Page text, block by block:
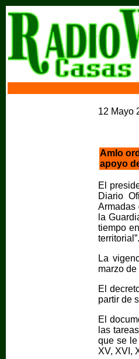
12 Mayo
Amlo
apoyo
El
Diario
Armadas
la
tiempo
territorial”.
La
marzo de
El
partir de
El
las
que se le
XV, XVI,